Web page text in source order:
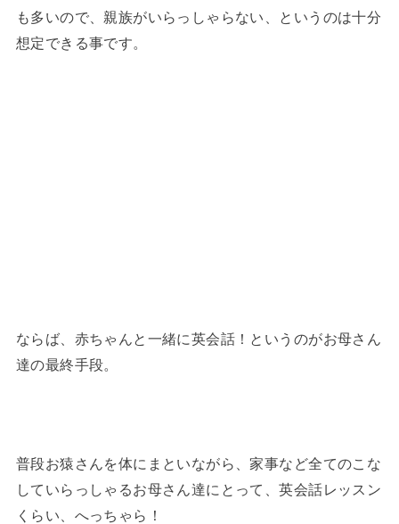
も多いので、親族がいらっしゃらない、というのは十分
想定できる事です。
ならば、赤ちゃんと一緒に英会話！というのがお母さん
達の最終手段。
普段お猿さんを体にまといながら、家事など全てのこな
していらっしゃるお母さん達にとって、英会話レッスン
くらい、へっちゃら！